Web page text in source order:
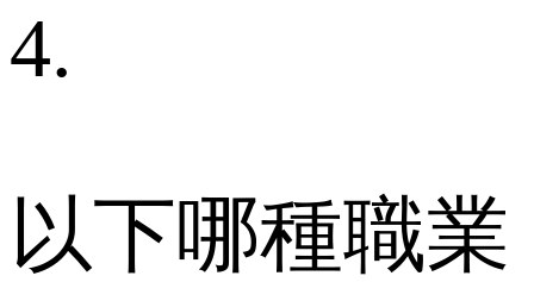
4.
以下哪種職業